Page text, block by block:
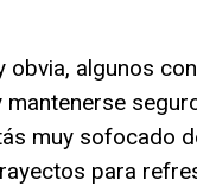
algunos
muy sofocado
para